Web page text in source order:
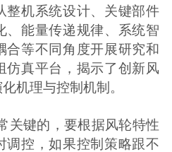
整机系统设计、关键部件
、能量传递规律、系统智
合等不同角度开展研究和
仿真平台，揭示了创新风
机理与控制机制。
关键的，要根据风轮特性
调控，如果控制策略跟不